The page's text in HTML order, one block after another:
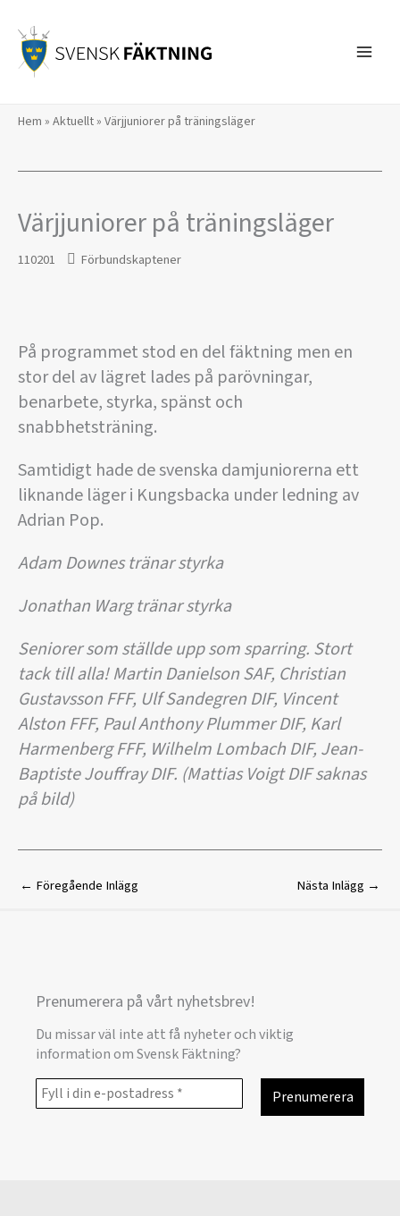
innehåll
Hem » Aktuellt» Värjjuniorer på träningsläger
Värjjuniorer på träningsläger
110201 Förbundskaptener
På programmet stod en del fäktning men en
stor del av lägret lades på parövningar,
benarbete, styrka, spänst och
snabbhetsträning.
Samtidigt hade de svenska damjuniorerna ett
liknande läger i Kungsbacka under ledning av
Adrian Pop.
Adam Downes tränar styrka
Jonathan Warg tränar styrka
Seniorer som ställde upp som sparring. Stort
tack till alla! Martin Danielson SAF, Christian
Gustavsson FFF, Ulf Sandegren DIF, Vincent
Alston FFF, Paul Anthony Plummer DIF, Karl
Harmenberg FFF, Wilhelm Lombach DIF, Jean-
Baptiste Jouffray DIF. (Mattias Voigt DIF saknas
på bild)
← Föregående Inlägg Nästa Inlägg →
Prenumerera på vårt nyhetsbrev!
Du missar väl inte att få nyheter och viktig
information om Svensk Fäktning?